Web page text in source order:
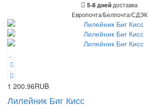
5-8 дней доставка
Европочта/Белпочта/СДЭК
1 200.96RUB
Лилейник Биг Кисс